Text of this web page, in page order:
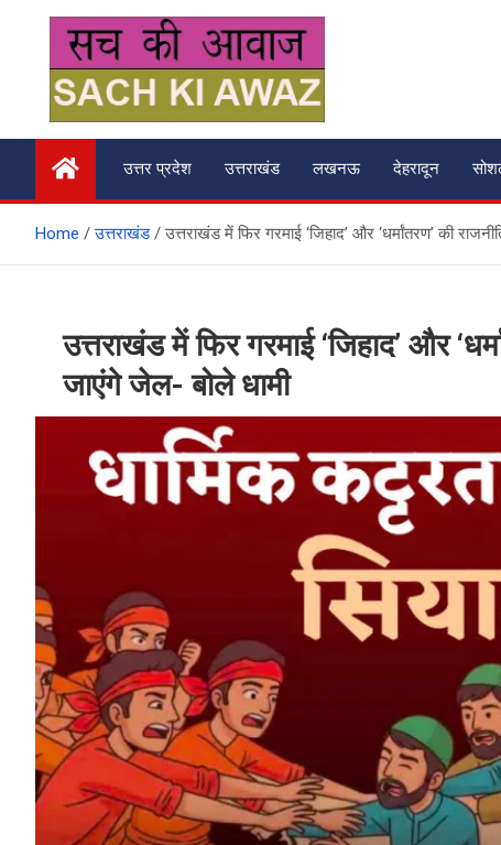
content
सच की आवाज
उत्तर प्रदेश उत्तराखंड लखनऊ देहरादून
Home उत्तराखंड उत्तराखंड में फिर गरमाई ‘जिहाद’ और ‘धर्मांतरण’ की
उत्तराखंड में फिर गरमाई ‘जिहाद’ और
जाएंगे जेल- बोले धामी